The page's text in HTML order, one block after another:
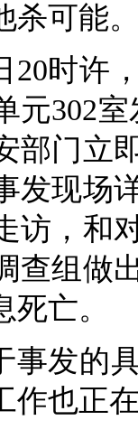
杀可能
20时许
元302
部门立
发现场
访，和
查组做
亡。
事发的
作也正